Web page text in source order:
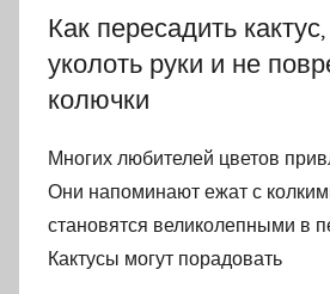
Как пересадить
уколоть руки и не
колючки
Многих любителей цветов
Они напоминают ежат с
становятся великолепными в
Кактусы могут порадовать